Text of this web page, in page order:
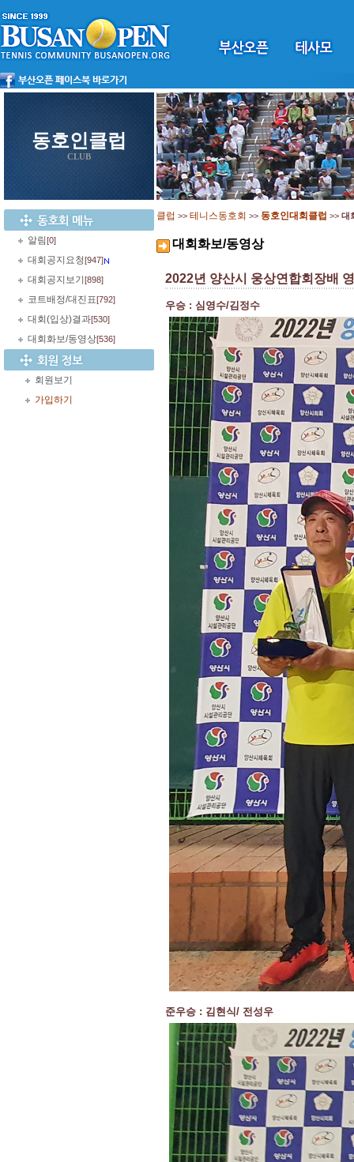
동호인클럽
CLUB
알림[0]
대회공지요청[947]
대회공지보기 [898]
코트배정/대진표[792]
대회(입상)결과[530]
대회화보/동영상[536]
회원보기
가입하기
클럽 >> 테니스동호회 >> 동호인대회클럽 >> 대
대회화보/동영상
2022년 양산시 웅상연합회장배
우승 : 심영수/김정수
준우승 : 김현식/ 전성우